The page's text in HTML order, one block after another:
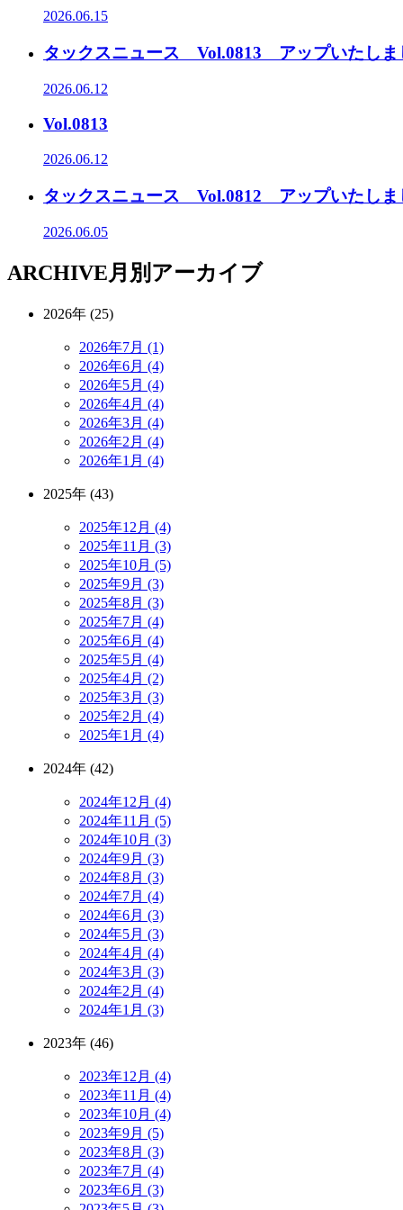
2026.06.15
タックスニュース Vol.0813 アップいたしま
2026.06.12
Vol.0813
2026.06.12
タックスニュース Vol.0812 アップいたしま
2026.06.05
ARCHIVE月別アーカイブ
2026年 (25)
2026年7月 (1)
2026年6月 (4)
2026年5月 (4)
2026年4月 (4)
2026年3月 (4)
2026年2月 (4)
2026年1月 (4)
2025年 (43)
2025年12月 (4)
2025年11月 (3)
2025年10月 (5)
2025年9月 (3)
2025年8月 (3)
2025年7月 (4)
2025年6月 (4)
2025年5月 (4)
2025年4月 (2)
2025年3月 (3)
2025年2月 (4)
2025年1月 (4)
2024年 (42)
2024年12月 (4)
2024年11月 (5)
2024年10月 (3)
2024年9月 (3)
2024年8月 (3)
2024年7月 (4)
2024年6月 (3)
2024年5月 (3)
2024年4月 (4)
2024年3月 (3)
2024年2月 (4)
2024年1月 (3)
2023年 (46)
2023年12月 (4)
2023年11月 (4)
2023年10月 (4)
2023年9月 (5)
2023年8月 (3)
2023年7月 (4)
2023年6月 (3)